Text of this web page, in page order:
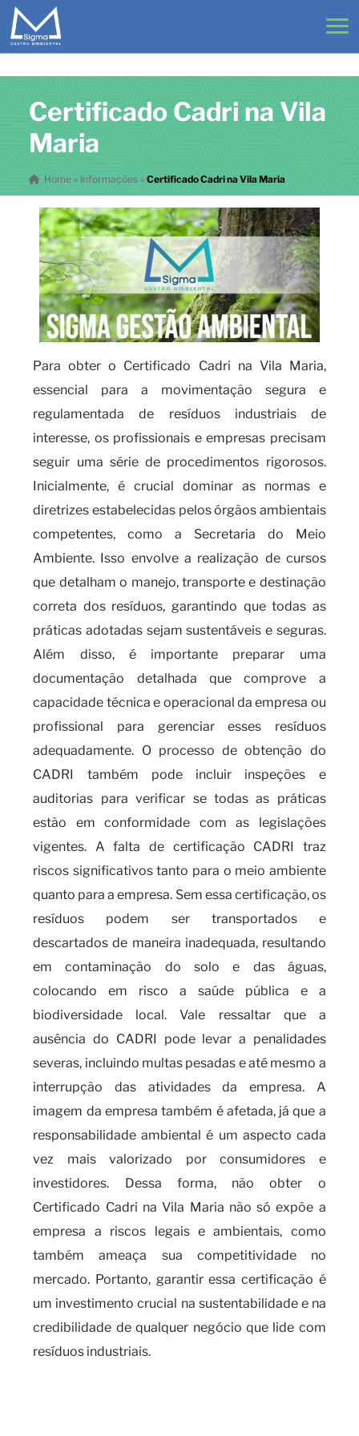
Certificado Cadri na Vila
Maria
Home» Informações » Certificado Cadri na Vila Maria
Para obter o Certificado Cadri na Vila Maria,
essencial para a movimentação segura e
regulamentada de resíduos industriais de
interesse, os profissionais e empresas precisam
seguir uma série de procedimentos rigorosos.
Inicialmente, é crucial dominar as normas e
diretrizes estabelecidas pelos órgãos ambientais
competentes, como a Secretaria do Meio
Ambiente. Isso envolve a realização de cursos
que detalham o manejo, transporte e destinação
correta dos resíduos, garantindo que todas as
práticas adotadas sejam sustentáveis e seguras.
Além disso, é importante preparar uma
documentação detalhada que comprove a
capacidade técnica e operacional da empresa ou
profissional para gerenciar esses resíduos
adequadamente. O processo de obtenção do
CADRI também pode incluir inspeções e
auditorias para verificar se todas as práticas
estão em conformidade com as legislações
vigentes. A falta de certificação CADRI traz
riscos significativos tanto para o meio ambiente
quanto para a empresa. Sem essa certificação, os
resíduos podem ser transportados e
descartados de maneira inadequada, resultando
em contaminação do solo e das águas,
colocando em risco a saúde pública e a
biodiversidade local. Vale ressaltar que a
ausência do CADRI pode levar a penalidades
severas, incluindo multas pesadas e até mesmo a
interrupção das atividades da empresa. A
imagem da empresa também é afetada, já que a
responsabilidade ambiental é um aspecto cada
vez mais valorizado por consumidores e
investidores. Dessa forma, não obter o
Certificado Cadri na Vila Maria não só expõe a
empresa a riscos legais e ambientais, como
também ameaça sua competitividade no
mercado. Portanto, garantir essa certificação é
um investimento crucial na sustentabilidade e na
credibilidade de qualquer negócio que lide com
resíduos industriais.